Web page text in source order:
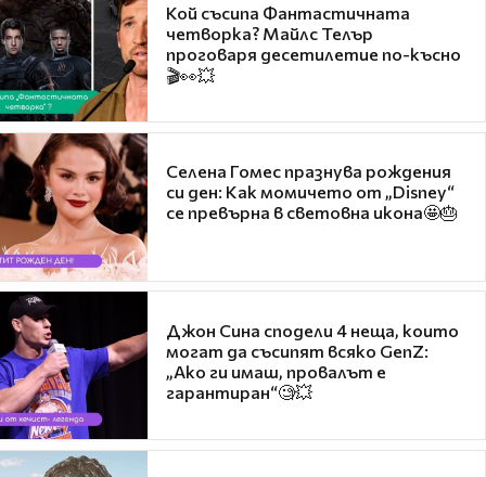
Кой съсипа Фантастичната
четворка? Майлс Телър
проговаря десетилетие по-късно
🎬👀💥
Селена Гомес празнува рождения
си ден: Как момичето от „Disney“
се превърна в световна икона🤩🎂
Джон Сина сподели 4 неща, които
могат да съсипят всяко GenZ:
„Ако ги имаш, провалът е
гарантиран“🧐💥